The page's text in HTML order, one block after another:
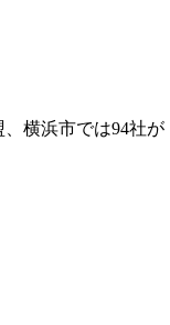
横浜市では94社が